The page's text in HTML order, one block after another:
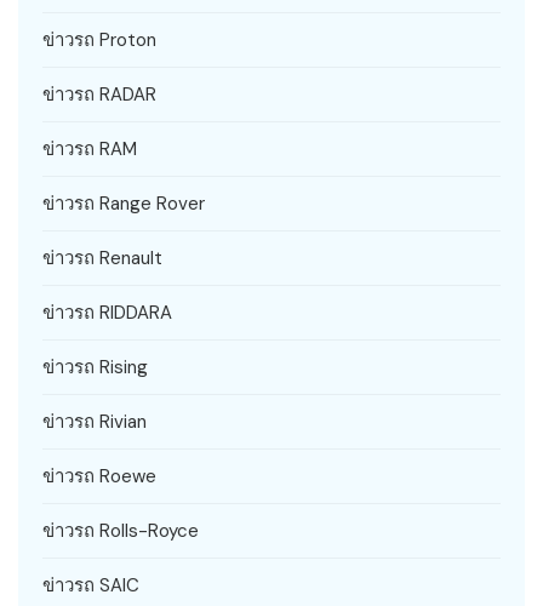
ข่าวรถ Proton
ข่าวรถ RADAR
ข่าวรถ RAM
ข่าวรถ Range Rover
ข่าวรถ Renault
ข่าวรถ RIDDARA
ข่าวรถ Rising
ข่าวรถ Rivian
ข่าวรถ Roewe
ข่าวรถ Rolls-Royce
ข่าวรถ SAIC